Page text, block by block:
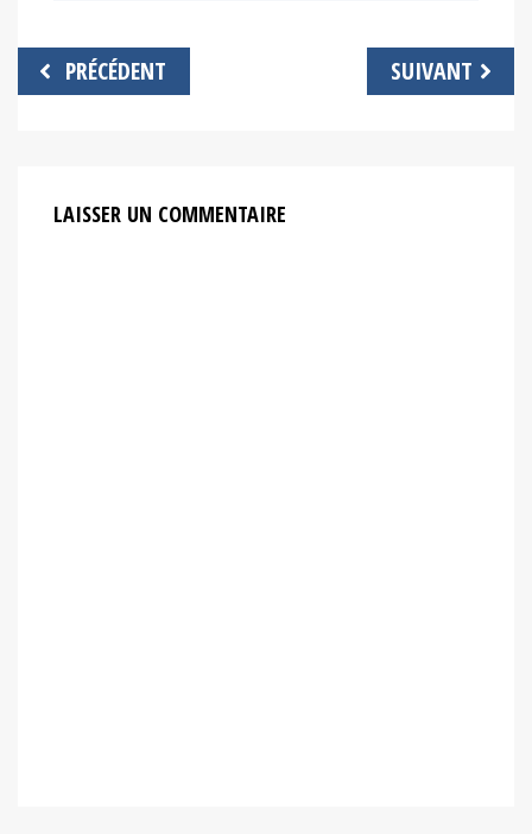
Navigation
de
PRÉCÉDENT SUIVANT
LAISSER UN COMMENTAIRE